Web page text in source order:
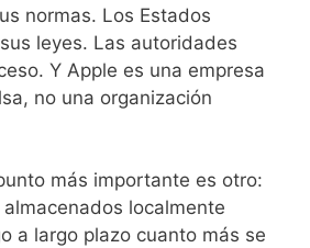
normas. Los Estados
leyes. Las autoridades
Y Apple es una empresa
no una organización
más importante es otro:
localmente
a largo plazo cuanto más se